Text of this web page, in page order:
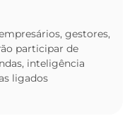
gestores,
participar de
inteligência
ligados